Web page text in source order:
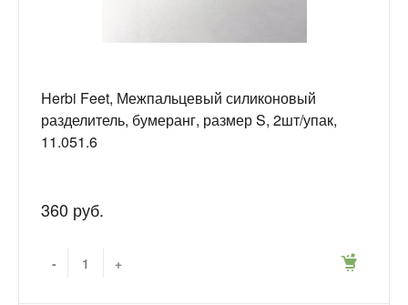
Herbi Feet, Межпальцевый силиконовый
разделитель, бумеранг, размер S, 2шт/упак,
11.051.6
360 руб.
- +